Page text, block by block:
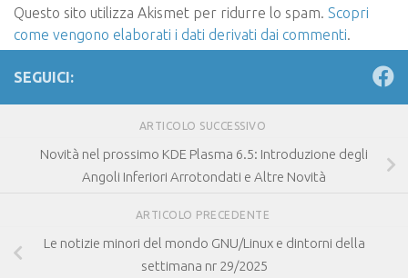
Questo sito utilizza Akismet per ridurre lo spam. Scopri
come vengono elaborati i dati derivati dai commenti.
SEGUICI:
ARTICOLO SUCCESSIVO
Novità nel prossimo KDE Plasma 6.5: Introduzione degli
Angoli Inferiori Arrotondati e Altre Novità
ARTICOLO PRECEDENTE
Le notizie minori del mondo GNU/Linux e dintorni della
settimana nr 29/2025